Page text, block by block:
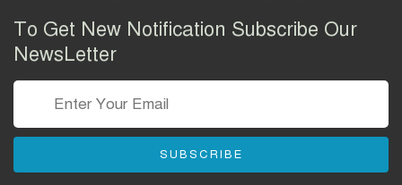
Group Job Circular 2026
তথ্য অধিদপ্তর নিয়োগ বিজ্ঞপ্তি
বাংলাদেশ পুলিশ এএসআই
To Get New Notification Subscribe Our
NewsLetter
SUBSCRIBE